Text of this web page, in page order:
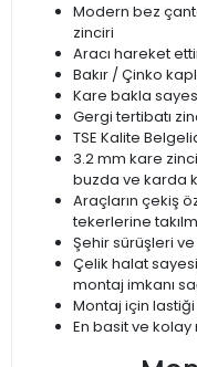
Modern bez
zinciri
Aracı hareket
Bakır / Çinko
Kare bakla
Gergi tertibatı
TSE Kalite
3.2 mm kare
buzda ve karda
Araçların çekiş
tekerlerine
Şehir sürüşleri
Çelik halat
montaj imkanı
Montaj için
En basit ve